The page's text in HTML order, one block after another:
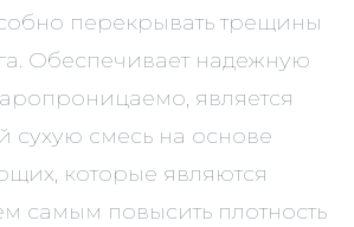
перекрывать трещины
Обеспечивает надежную
является
сухую смесь на основе
которые являются
самым повысить плотность